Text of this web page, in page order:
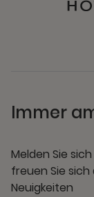
Immer
Melden Sie
freuen Sie
Neuigkeiten